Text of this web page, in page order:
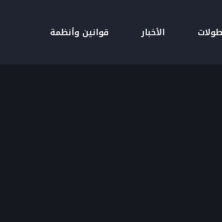
الأخبار قوانين وأنظمة